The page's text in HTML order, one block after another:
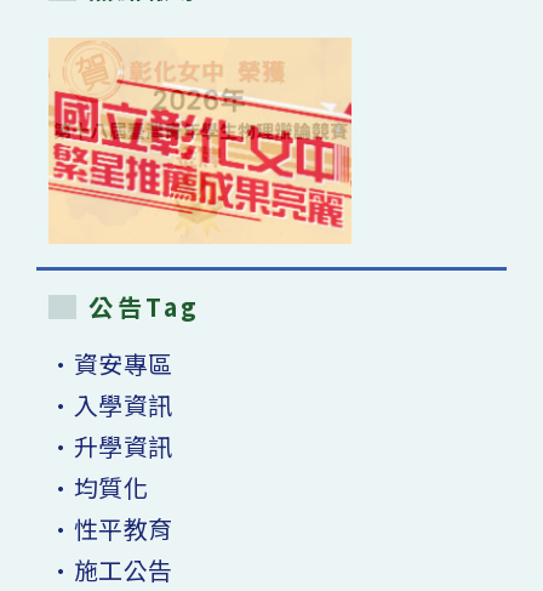
公告Tag
•資安專區
•入學資訊
•升學資訊
•均質化
•性平教育
•施工公告